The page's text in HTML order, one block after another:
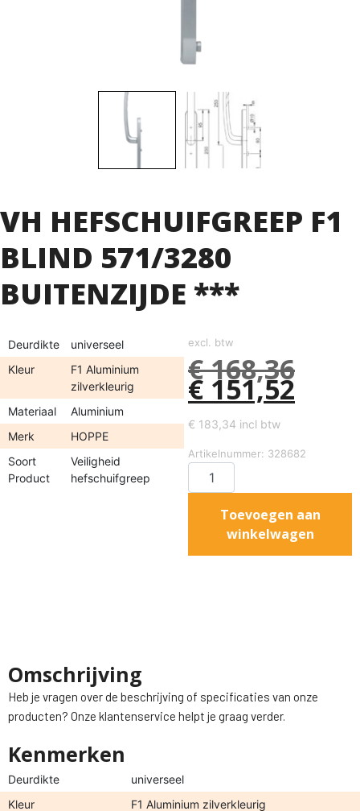
VH HEFSCHUIFGREEP F1
BLIND 571/3280
BUITENZIJDE ***
Deurdikte
universeel
Kleur
F1 Aluminium
zilverkleurig
Materiaal
Aluminium
Merk
HOPPE
Soort
Product
Veiligheid
hefschuifgreep
excl. btw
€168,36
€ 151,52
€ 183,34 incl btw
Artikelnummer: 328682
Toevoegen aan
winkelwagen
Omschrijving
Heb je vragen over de beschrijving of specificaties van onze
producten? Onze klantenservice helpt je graag verder.
Kenmerken
Deurdikte
universeel
Kleur
F1 Aluminium zilverkleurig